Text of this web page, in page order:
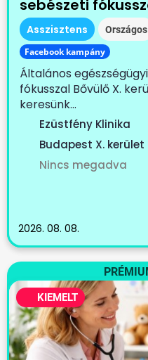
sebészeti
Asszisztens Országos
Facebook kampány
Általános
fókusszal Bővülő X.
keresünk...
Ezüstfény Klinika
Budapest X. kerület
Nincs megadva
2026. 08. 08.
KIEMELT